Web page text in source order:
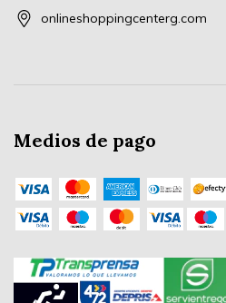
onlineshoppingcenterg.com
Medios de pago